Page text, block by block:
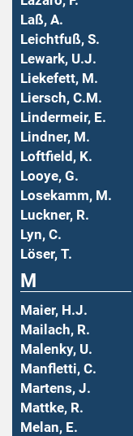
Laß, A.
Leichtfuß, S.
Lewark, U.J.
Liekefett, M.
Liersch, C.M.
Lindermeir, E.
Lindner, M.
Loftfield, K.
Looye, G.
Losekamm, M.
Luckner, R.
Lyn, C.
Löser, T.
M
Maier, H.J.
Mailach, R.
Malenky, U.
Manfletti, C.
Martens, J.
Mattke, R.
Melan, E.